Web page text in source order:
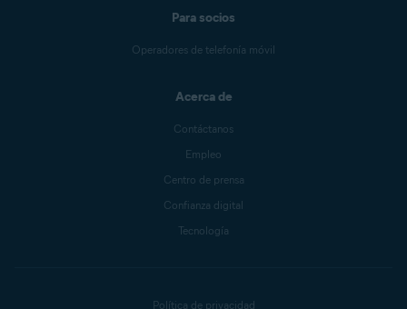
Para socios
Operadores de telefonía móvil
Acerca de
Contáctanos
Empleo
Centro de prensa
Confianza digital
Tecnología
Política de privacidad